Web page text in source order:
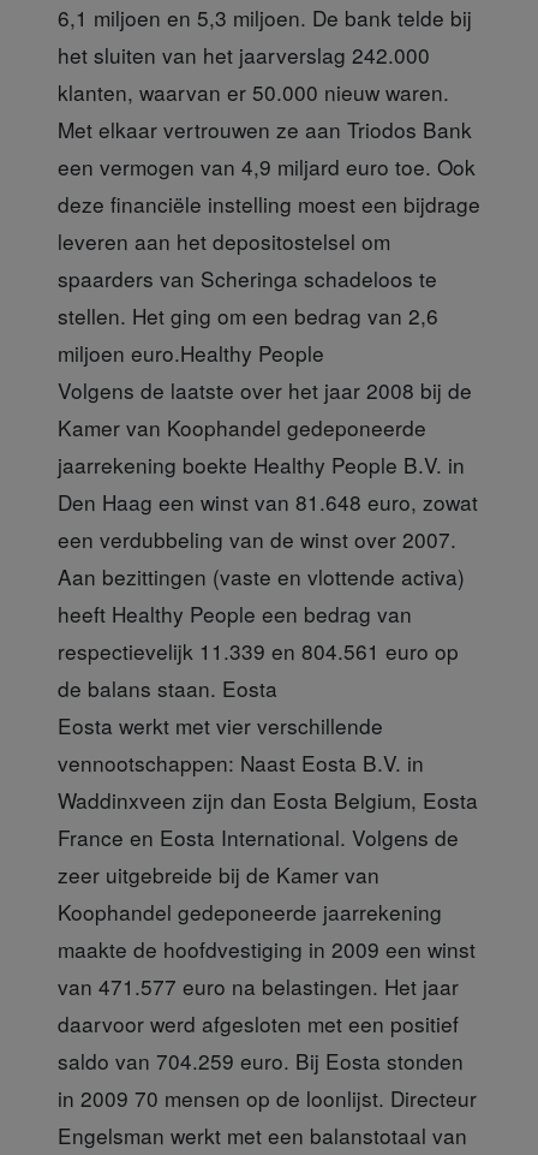
6,1 miljoen en 5,3 miljoen. De bank telde bij
het sluiten van het jaarverslag 242.000
klanten, waarvan er 50.000 nieuw waren.
Met elkaar vertrouwen ze aan Triodos Bank
een vermogen van 4,9 miljard euro toe. Ook
deze financiële instelling moest een bijdrage
leveren aan het depositostelsel om
spaarders van Scheringa schadeloos te
stellen. Het ging om een bedrag van 2,6
miljoen euro.Healthy People
Volgens de laatste over het jaar 2008 bij de
Kamer van Koophandel gedeponeerde
jaarrekening boekte Healthy People B.V. in
Den Haag een winst van 81.648 euro, zowat
een verdubbeling van de winst over 2007.
Aan bezittingen (vaste en vlottende activa)
heeft Healthy People een bedrag van
respectievelijk 11.339 en 804.561 euro op
de balans staan. Eosta
Eosta werkt met vier verschillende
vennootschappen: Naast Eosta B.V. in
Waddinxveen zijn dan Eosta Belgium, Eosta
France en Eosta International. Volgens de
zeer uitgebreide bij de Kamer van
Koophandel gedeponeerde jaarrekening
maakte de hoofdvestiging in 2009 een winst
van 471.577 euro na belastingen. Het jaar
daarvoor werd afgesloten met een positief
saldo van 704.259 euro. Bij Eosta stonden
in 2009 70 mensen op de loonlijst. Directeur
Engelsman werkt met een balanstotaal van